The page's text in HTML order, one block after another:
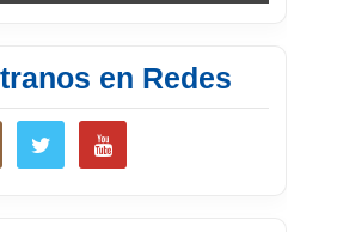
en Redes